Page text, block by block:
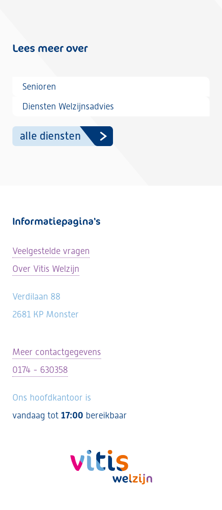
Lees meer over
Senioren
Diensten Welzijnsadvies
alle diensten
Informatiepagina's
Veelgestelde vragen
Over Vitis Welzijn
Verdilaan 88
2681 KP Monster
Meer contactgegevens
0174 - 630358
Ons hoofdkantoor is
vandaag tot 17:00 bereikbaar